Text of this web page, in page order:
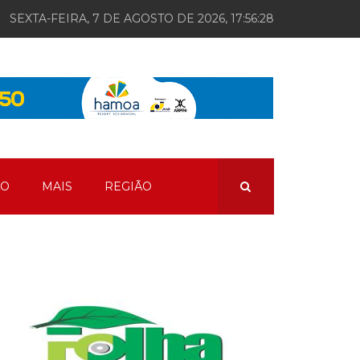
SEXTA-FEIRA, 7 DE AGOSTO DE 2026, 17:56:29
MAIS REGIÃO